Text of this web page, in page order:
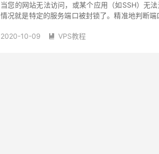
当您的网站无法访问，或某个应用（如SSH）无
情况就是特定的服务端口被封锁了。精准地判断
2020-10-09  VPS教程